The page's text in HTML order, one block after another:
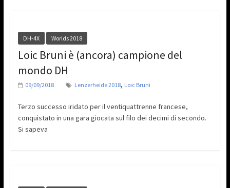
DH-4X Worlds 2018
Loic Bruni è (ancora) campione del
mondo DH
09/09/2018 Lenzerheide 2018, Loic Bruni
Terzo successo iridato per il ventiquattrenne francese,
conquistato in una gara giocata sul filo dei decimi di secondo.
Si sapeva